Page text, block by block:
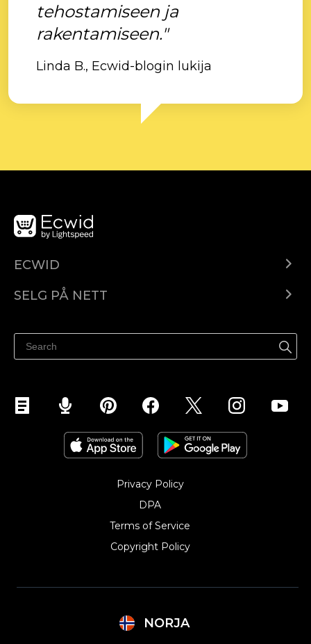
tehostamiseen ja
rakentamiseen."
Linda B., Ecwid-blogin lukija
ECWID
Pris
SELG PÅ NETT
Selg på Facebook
Selg på Instagram
Privacy Policy
DPA
Terms of Service
Copyright Policy‎
NORJA